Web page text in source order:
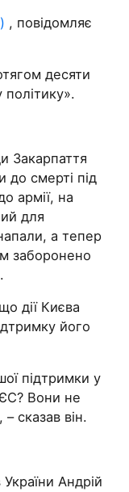
, повідомляє
десяти
політику».
Закарпаття
до смерті під
армії, на
для
а тепер
заборонено
дії Києва
його
підтримки у
ЄС? Вони не
сказав він.
Андрій